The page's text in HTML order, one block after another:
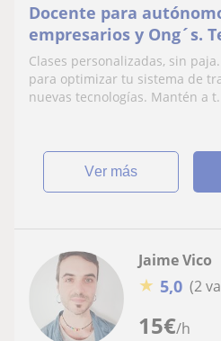
Docente para
empresarios y Ong´s.
digitalizar y organizar
tu negocio al día.
Clases personalizadas, sin
para optimizar tu sistema de
nuevas tecnologías. Mantén a
ver más
15€/h
Jaime Vico
★ 5,0 (2